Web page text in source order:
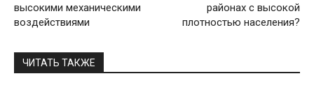
высокими механическими
воздействиями
районах с высокой
плотностью населения?
ЧИТАТЬ ТАКЖЕ